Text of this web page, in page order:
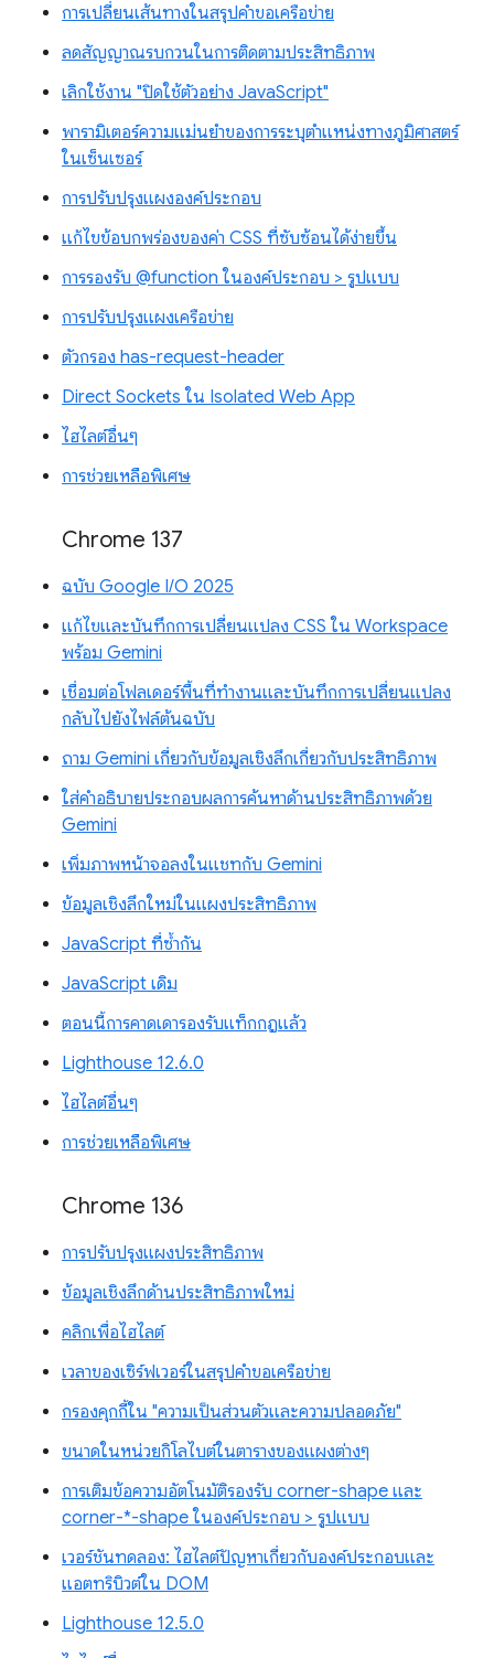
การเปลี่ยนเส้นทางในสรุปคำขอเครือข่าย
ลดสัญญาณรบกวนในการติดตามประสิทธิภาพ
เลิกใช้งาน "ปิดใช้ตัวอย่าง JavaScript"
พารามิเตอร์ความแม่นยำของการระบุตำแหน่งทางภูมิศาสตร์
ในเซ็นเซอร์
การปรับปรุงแผงองค์ประกอบ
แก้ไขข้อบกพร่องของค่า CSS ที่ซับซ้อนได้ง่ายขึ้น
การรองรับ @function ในองค์ประกอบ > รูปแบบ
การปรับปรุงแผงเครือข่าย
ตัวกรอง has-request-header
Direct Sockets ใน Isolated Web App
ไฮไลต์อื่นๆ
การช่วยเหลือพิเศษ
Chrome 137
ฉบับ Google I/O 2025
แก้ไขและบันทึกการเปลี่ยนแปลง CSS ใน Workspace
พร้อม Gemini
เชื่อมต่อโฟลเดอร์พื้นที่ทำงานและบันทึกการเปลี่ยนแปลง
กลับไปยังไฟล์ต้นฉบับ
ถาม Gemini เกี่ยวกับข้อมูลเชิงลึกเกี่ยวกับประสิทธิภาพ
ใส่คำอธิบายประกอบผลการค้นหาด้านประสิทธิภาพด้วย
Gemini
เพิ่มภาพหน้าจอลงในแชทกับ Gemini
ข้อมูลเชิงลึกใหม่ในแผงประสิทธิภาพ
JavaScript ที่ซ้ำกัน
JavaScript เดิม
ตอนนี้การคาดเดารองรับแท็กกฎแล้ว
Lighthouse 12.6.0
ไฮไลต์อื่นๆ
การช่วยเหลือพิเศษ
Chrome 136
การปรับปรุงแผงประสิทธิภาพ
ข้อมูลเชิงลึกด้านประสิทธิภาพใหม่
คลิกเพื่อไฮไลต์
เวลาของเซิร์ฟเวอร์ในสรุปคำขอเครือข่าย
กรองคุกกี้ใน "ความเป็นส่วนตัวและความปลอดภัย"
ขนาดในหน่วยกิโลไบต์ในตารางของแผงต่างๆ
การเติมข้อความอัตโนมัติรองรับ corner-shape และ
corner-*-shape ในองค์ประกอบ > รูปแบบ
เวอร์ชันทดลอง: ไฮไลต์ปัญหาเกี่ยวกับองค์ประกอบและ
แอตทริบิวต์ใน DOM
Lighthouse 12.5.0